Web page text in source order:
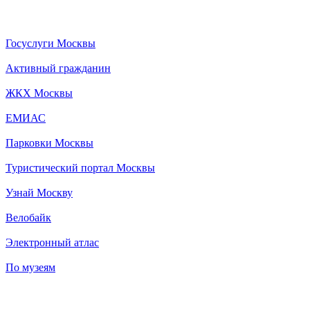
Госуслуги Москвы
Активный гражданин
ЖКХ Москвы
ЕМИАС
Парковки Москвы
Туристический портал Москвы
Узнай Москву
Велобайк
Электронный атлас
По музеям